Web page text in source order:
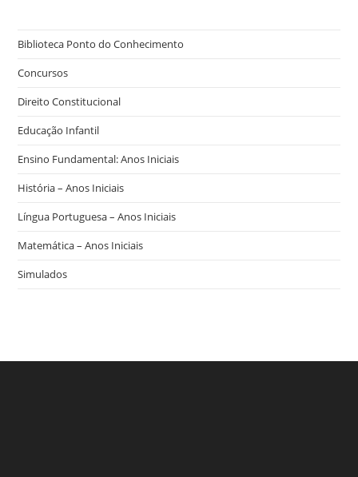
Biblioteca Ponto do Conhecimento
Concursos
Direito Constitucional
Educação Infantil
Ensino Fundamental: Anos Iniciais
História – Anos Iniciais
Língua Portuguesa – Anos Iniciais
Matemática – Anos Iniciais
Simulados